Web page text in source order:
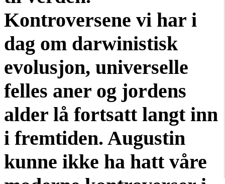
Kontroversene vi har i
dag om darwinistisk
evolusjon, universelle
felles aner og jordens
alder lå fortsatt langt inn
i fremtiden. Augustin
kunne ikke ha hatt våre